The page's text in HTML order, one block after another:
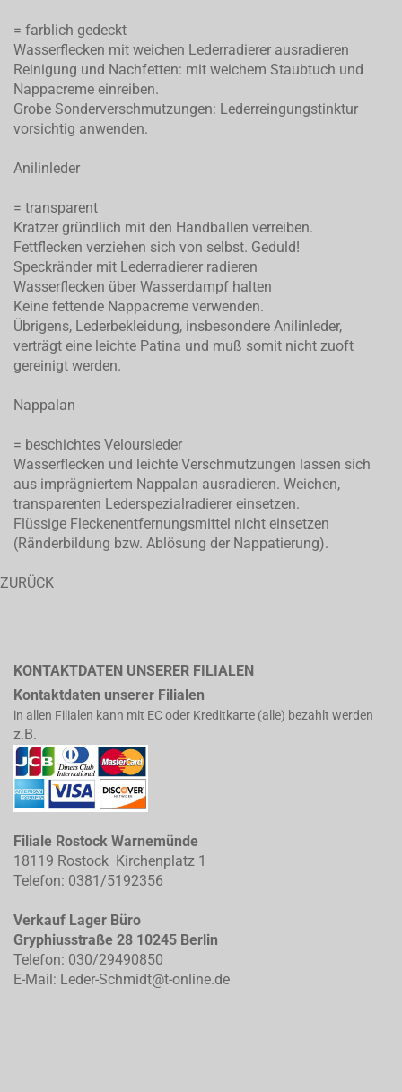
= farblich gedeckt
Wasserflecken mit weichen Lederradierer ausradieren
Reinigung und Nachfetten: mit weichem Staubtuch und
Nappacreme einreiben.
Grobe Sonderverschmutzungen: Lederreingungstinktur
vorsichtig anwenden.
Anilinleder
= transparent
Kratzer gründlich mit den Handballen verreiben.
Fettflecken verziehen sich von selbst. Geduld!
Speckränder mit Lederradierer radieren
Wasserflecken über Wasserdampf halten
Keine fettende Nappacreme verwenden.
Übrigens, Lederbekleidung, insbesondere Anilinleder,
verträgt eine leichte Patina und muß somit nicht zuoft
gereinigt werden.
Nappalan
= beschichtes Veloursleder
Wasserflecken und leichte Verschmutzungen lassen sich
aus imprägniertem Nappalan ausradieren. Weichen,
transparenten Lederspezialradierer einsetzen.
Flüssige Fleckenentfernungsmittel nicht einsetzen
(Ränderbildung bzw. Ablösung der Nappatierung).
ZURÜCK
KONTAKTDATEN UNSERER FILIALEN
Kontaktdaten unserer Filialen
in allen Filialen kann mit EC oder Kreditkarte (alle) bezahlt werden
z.B.
Filiale Rostock Warnemünde
18119 Rostock Kirchenplatz 1
Telefon: 0381/5192356
Verkauf Lager Büro
Gryphiusstraße 28 10245 Berlin
Telefon: 030/29490850
E-Mail: Leder-Schmidt@t-online.de